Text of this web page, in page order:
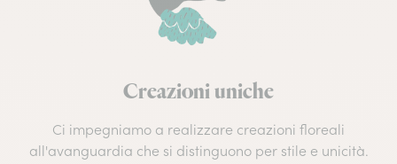
Creazioni uniche
Ci impegniamo a realizzare creazioni floreali
all'avanguardia che si distinguono per stile e unicità.